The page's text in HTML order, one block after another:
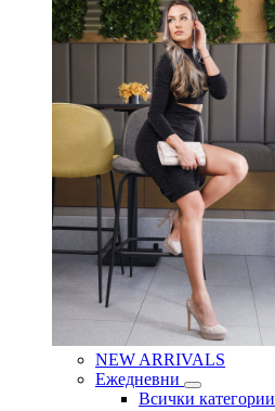
NEW ARRIVALS
Ежедневни
Всички категории